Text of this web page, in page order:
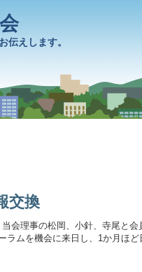
伝えします。
交換
会理事の松岡、小針、寺尾と会
ラムを機会に来日し、1か月ほ